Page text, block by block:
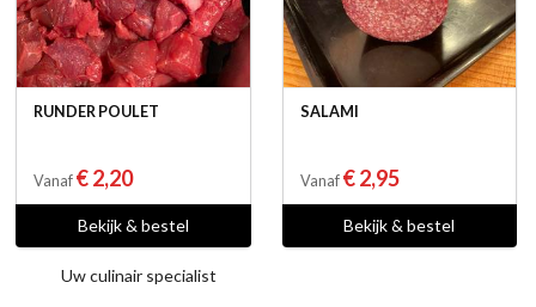
RUNDER POULET
Vanaf € 2,20
Bekijk & bestel
SALAMI
Vanaf € 2,95
Bekijk & bestel
Uw culinair specialist